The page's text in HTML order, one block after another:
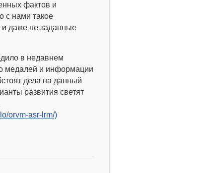
фактов и
с нами такое
и даже не заданные
в недавнем
медалей и информации
дела на данный
развития светят
orvm-asr-lrm/)